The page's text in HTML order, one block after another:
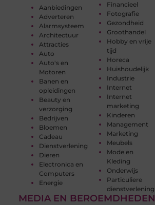
Aanbiedingen
Adverteren
Alarmsysteem
Architectuur
Attracties
Auto
Auto's en
Motoren
Banen en
opleidingen
Beauty en
verzorging
Bedrijven
Bloemen
Cadeau
Dienstverlening
Dieren
Electronica en
Computers
Energie
Financieel
Fotografie
Gezondheid
Groothandel
Hobby en vrije
tijd
Horeca
Huishoudelijk
Industrie
Internet
Internet
marketing
Kinderen
Management
Marketing
Meubels
Mode en
Kleding
Onderwijs
Particuliere
dienstverlening
MEDIA EN BEROEMDHEDEN